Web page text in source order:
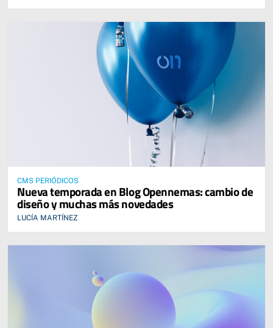
CMS PERIÓDICOS
Nueva temporada en Blog Opennemas: cambio de
diseño y muchas más novedades
LUCÍA MARTÍNEZ